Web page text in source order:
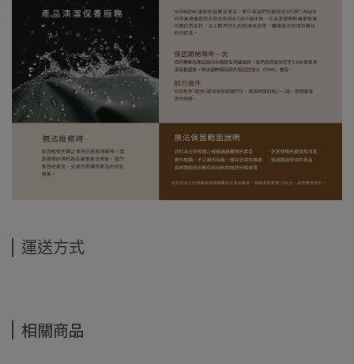
運送方式
相關商品